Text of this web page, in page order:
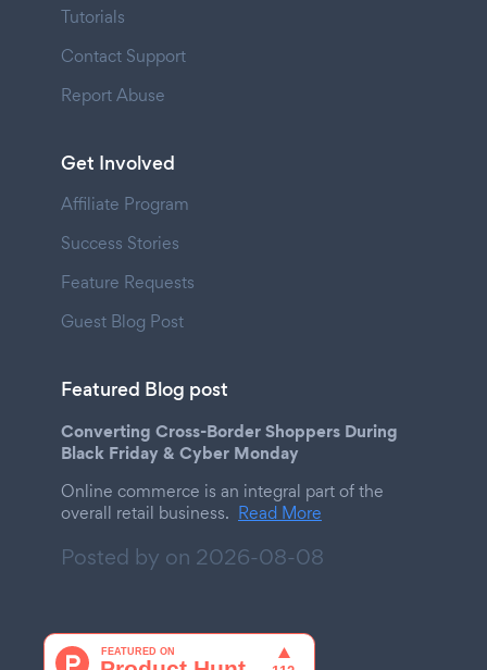
Tutorials
Contact Support
Report Abuse
Get Involved
Affiliate Program
Success Stories
Feature Requests
Guest Blog Post
Featured Blog post
Converting Cross-Border Shoppers During
Black Friday & Cyber Monday
Online commerce is an integral part of the
overall retail business. Read More
Posted by on 2026-08-08